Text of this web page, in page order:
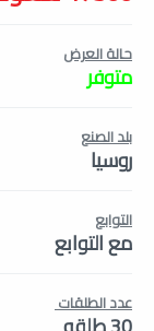
حالة العرض
متوفر
بلد الصنع
روسيا
التوابع
مع التوابع
عدد الطلقات